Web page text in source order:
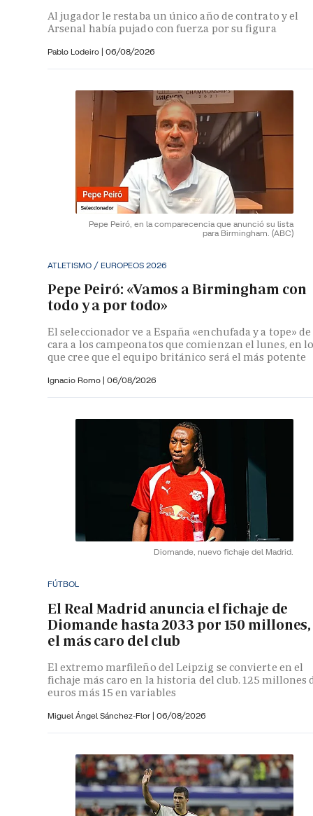
Al jugador le restaba un único año de contrato y el
Arsenal había pujado con fuerza por su figura
Pablo Lodeiro | 06/08/2026
Pepe Peiró, en la comparecencia que anunció su lista
para Birmingham. (ABC)
ATLETISMO / EUROPEOS 2026
Pepe Peiró: «Vamos a Birmingham con
todo y a por todo»
El seleccionador ve a España «enchufada y a tope» de
cara a los campeonatos que comienzan el lunes, en
que cree que el equipo británico será el más potente
Ignacio Romo | 06/08/2026
Diomande, nuevo fichaje del Madrid.
FÚTBOL
El Real Madrid anuncia el fichaje de
Diomande hasta 2033 por 150 millones,
el más caro del club
El extremo marfileño del Leipzig se convierte en el
fichaje más caro en la historia del club. 125 millones
euros más 15 en variables
Miguel Ángel Sánchez-Flor | 06/08/2026